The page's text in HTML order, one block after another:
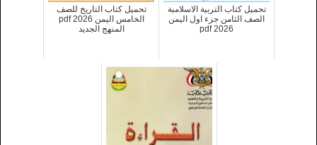
تحميل كتاب التربية الاسلامبة
الصف الثامن جزء اول اليمن
2026 pdf
تحميل كتاب التاريخ للصف
الخامس اليمن 2026 pdf
المنهج الجديد